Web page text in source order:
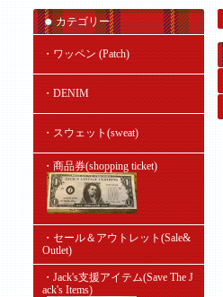
カテゴリー
・ワッペン (Patch)
・DENIM
・スウェット(sweat)
・商品券(shopping ticket)
・セール＆アウトレット(Sale&
Outlet)
・Jack's支援アイテム(Save The J
ack's Items)